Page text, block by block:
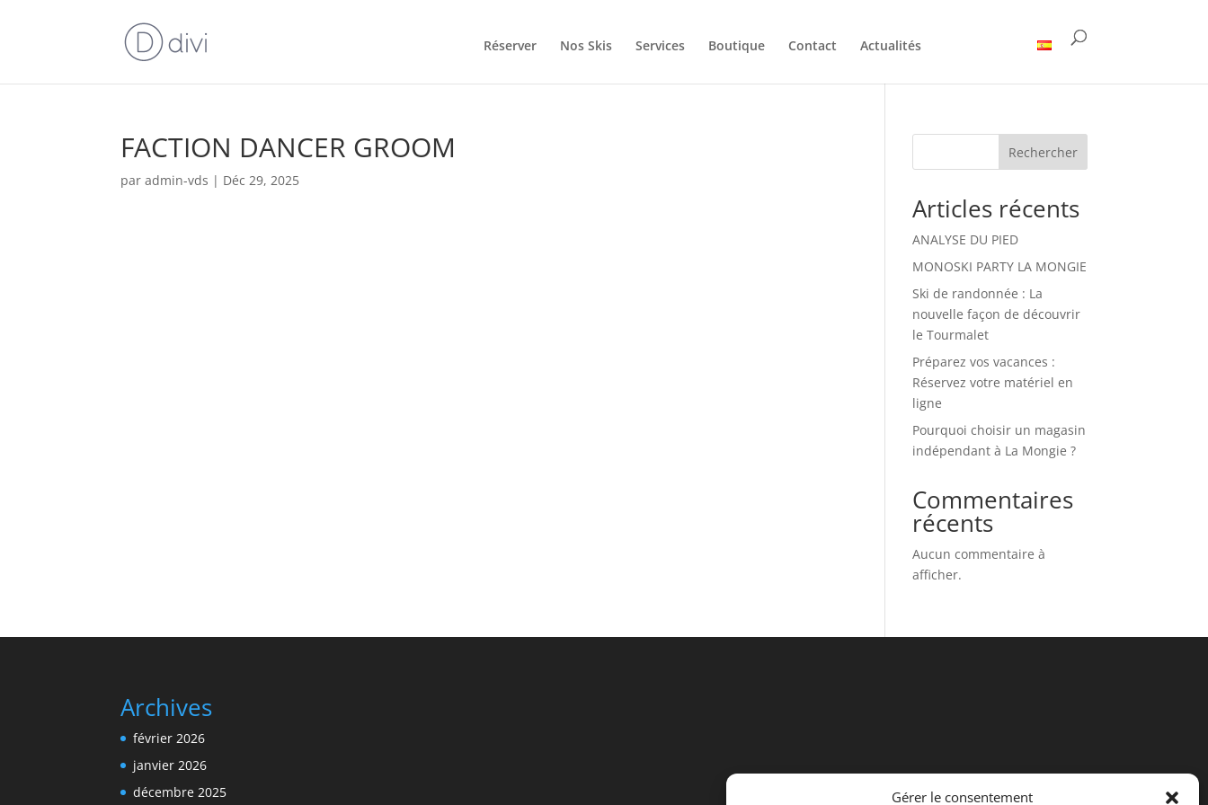
Gérer le consentement
Réserver Nos Skis Services Boutique Contact Actualités
FACTION DANCER GROOM
paradmin-vds | Déc 29, 2025
Rechercher
Articles récents
ANALYSE DU PIED
MONOSKI PARTY LA MONGIE
Ski de randonnée : La
nouvelle façon de découvrir
le Tourmalet
Préparez vos vacances :
Réservez votre matériel en
ligne
Pourquoi choisir un magasin
indépendant à La Mongie ?
Commentaires
récents
Aucun commentaire à
afficher.
Archives
février 2026
janvier 2026
décembre 2025